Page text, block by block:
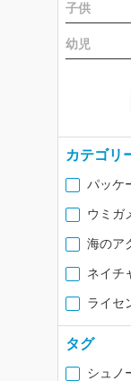
子供
幼児
カテゴリ
パッケ
ウミガ
海のア
ネイチ
ライセ
タグ
シュノ